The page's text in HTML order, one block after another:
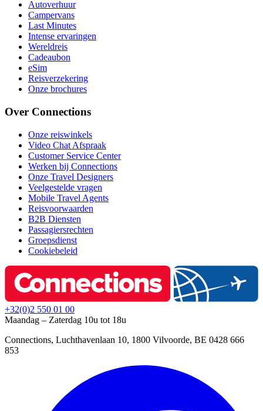
Autoverhuur
Campervans
Last Minutes
Intense ervaringen
Wereldreis
Cadeaubon
eSim
Reisverzekering
Onze brochures
Over Connections
Onze reiswinkels
Video Chat Afspraak
Customer Service Center
Werken bij Connections
Onze Travel Designers
Veelgestelde vragen
Mobile Travel Agents
Reisvoorwaarden
B2B Diensten
Passagiersrechten
Groepsdienst
Cookiebeleid
+32(0)2 550 01 00
Maandag – Zaterdag 10u tot 18u
Connections, Luchthavenlaan 10, 1800 Vilvoorde, BE 0428 666
853